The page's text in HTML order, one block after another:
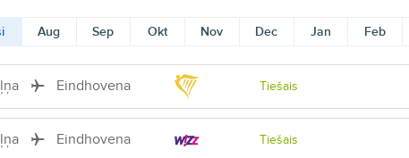
Aug Sep Okt Nov Dec Jan Feb
Eindhovena Tiešais
Eindhovena Tiešais